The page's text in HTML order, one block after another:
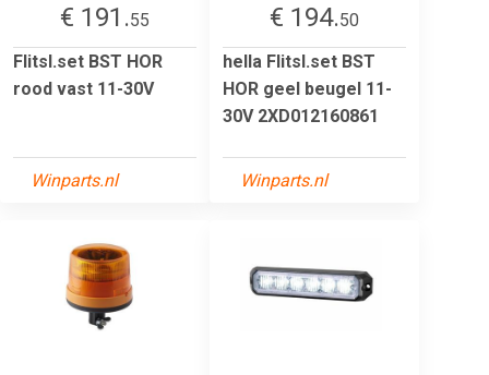
€ 191.55
Flitsl.set BST HOR
rood vast 11-30V
Winparts.nl
€ 194.50
hella Flitsl.set BST
HOR geel beugel 11-
30V 2XD012160861
Winparts.nl